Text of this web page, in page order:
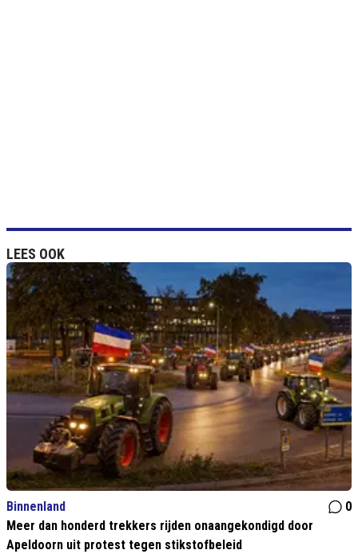
LEES OOK
Binnenland
0
Meer dan honderd trekkers rijden onaangekondigd door
Apeldoorn uit protest tegen stikstofbeleid